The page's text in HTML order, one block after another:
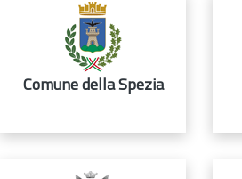
Comune della Spezia